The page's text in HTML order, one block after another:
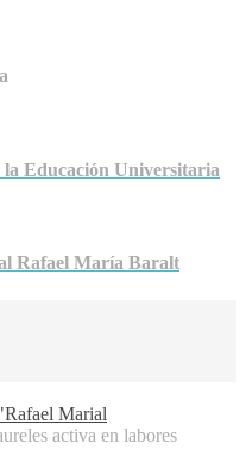
Educación Universitaria
Rafael María Baralt
Marial
activa en labores